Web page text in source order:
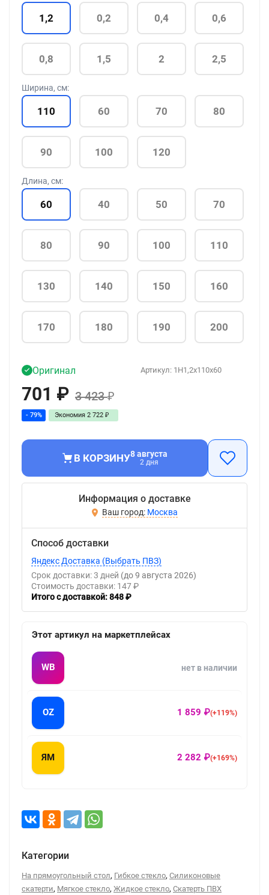
1,2 0,2 0,4 0,6
0,8 1,5 2 2,5
Ширина, см:
110 60 70 80
90 100 120
Длина, см:
60 40 50 70
80 90 100 110
130 140 150 160
170 180 190 200
Артикул: 1H1,2x110x60
Оригинал
701 ₽ 3 423₽
- 79% Экономия 2 722 ₽
В КОРЗИНУ8 августа
2 дня
Информация о доставке
Москва
Способ доставки
Яндекс Доставка (Выбрать ПВЗ)
Срок доставки: 3 дней (до 9 августа 2026)
Стоимость доставки: 147 ₽
Итого с доставкой: 848 ₽
Этот артикул на маркетплейсах
WB нет в наличии
OZ 1 859 ₽(+119%)
ЯМ 2 282 ₽(+169%)
Категории
На прямоугольный стол, Гибкое стекло, Силиконовые
скатерти, Мягкое стекло, Жидкое стекло, Скатерть ПВХ